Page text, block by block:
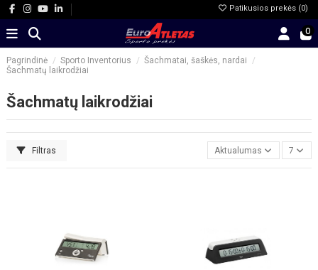
Patikusios prekės (0)
0
Pagrindinė Sporto Inventorius
Šachmatai, šaškės, nardai
Šachmatų laikrodžiai
Šachmatų laikrodžiai
Filtras Aktualumas 7